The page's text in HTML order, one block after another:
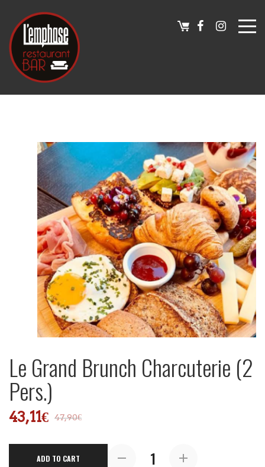
Le Grand Brunch Charcuterie (2
Pers.)
47,90€
43,11€
Le
ADD TO CART